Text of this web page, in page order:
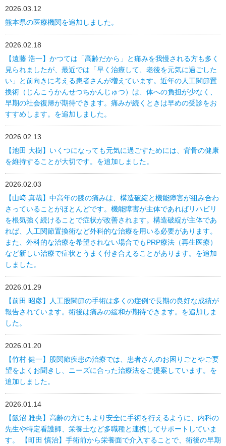
2026.03.12
熊本県の医療機関を追加しました。
2026.02.18
【遠藤 浩一】かつては「高齢だから」と痛みを我慢される方も多く
見られましたが、最近では「早く治療して、老後を元気に過ごした
い」と前向きに考える患者さんが増えています。近年の人工関節置
換術（じんこうかんせつちかんじゅつ）は、体への負担が少なく、
早期の社会復帰が期待できます。痛みが続くときは早めの受診をお
すすめします。を追加しました。
2026.02.13
【池田 大樹】いくつになっても元気に過ごすためには、背骨の健康
を維持することが大切です。を追加しました。
2026.02.03
【山﨑 真哉】中高年の膝の痛みは、構造破綻と機能障害が組み合わ
さっていることがほとんどです。機能障害が主体であればリハビリ
を根気強く続けることで症状が改善されます。構造破綻が主体であ
れば、人工関節置換術など外科的な治療を用いる必要があります。
また、外科的な治療を希望されない場合でもPRP療法（再生医療）
など新しい治療で症状とうまく付き合えることがあります。を追加
しました。
2026.01.29
【前田 昭彦】人工股関節の手術は多くの症例で長期の良好な成績が
報告されています。術後は痛みの緩和が期待できます。を追加しま
した。
2026.01.20
【竹村 健一】股関節疾患の治療では、患者さんのお困りごとやご要
望をよくお聞きし、ニーズに合った治療法をご提案しています。を
追加しました。
2026.01.14
【飯沼 雅央】高齢の方にもより安全に手術を行えるように、内科の
先生や特定看護師、栄養士など多職種と連携してサポートしていま
す。 【町田 慎治】手術前から栄養面で介入することで、術後の早期